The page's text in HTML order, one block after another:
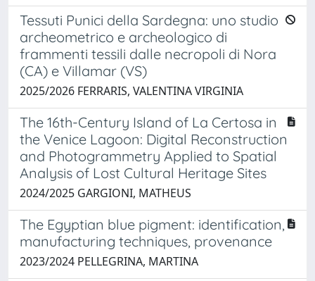
Tessuti Punici della Sardegna: uno studio
archeometrico e archeologico di
frammenti tessili dalle necropoli di Nora
(CA) e Villamar (VS)
2025/2026 FERRARIS, VALENTINA VIRGINIA
The 16th-Century Island of La Certosa in
the Venice Lagoon: Digital Reconstruction
and Photogrammetry Applied to Spatial
Analysis of Lost Cultural Heritage Sites
2024/2025 GARGIONI, MATHEUS
The Egyptian blue pigment: identification,
manufacturing techniques, provenance
2023/2024 PELLEGRINA, MARTINA